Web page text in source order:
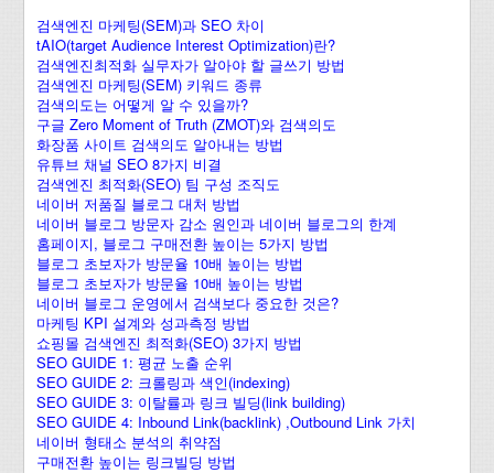
검색엔진 마케팅(SEM)과 SEO 차이
tAIO(target Audience Interest Optimization)란?
검색엔진최적화 실무자가 알아야 할 글쓰기 방법
검색엔진 마케팅(SEM) 키워드 종류
검색의도는 어떻게 알 수 있을까?
구글 Zero Moment of Truth (ZMOT)와 검색의도
화장품 사이트 검색의도 알아내는 방법
유튜브 채널 SEO 8가지 비결
검색엔진 최적화(SEO) 팀 구성 조직도
네이버 저품질 블로그 대처 방법
네이버 블로그 방문자 감소 원인과 네이버 블로그의 한계
홈페이지, 블로그 구매전환 높이는 5가지 방법
블로그 초보자가 방문율 10배 높이는 방법
블로그 초보자가 방문율 10배 높이는 방법
네이버 블로그 운영에서 검색보다 중요한 것은?
마케팅 KPI 설계와 성과측정 방법
쇼핑몰 검색엔진 최적화(SEO) 3가지 방법
SEO GUIDE 1: 평균 노출 순위
SEO GUIDE 2: 크롤링과 색인(indexing)
SEO GUIDE 3: 이탈률과 링크 빌딩(link building)
SEO GUIDE 4: Inbound Link(backlink) ,Outbound Link 가치
네이버 형태소 분석의 취약점
구매전환 높이는 링크빌딩 방법